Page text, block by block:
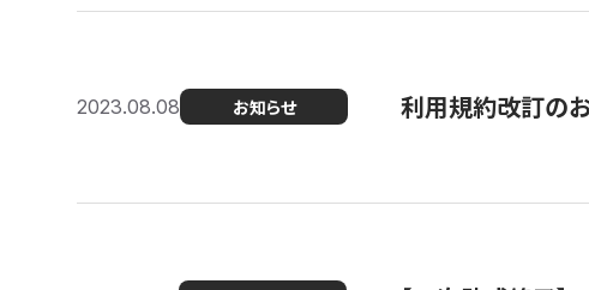
2023.08.08 お知らせ 利用規約改訂の